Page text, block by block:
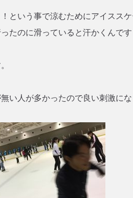
という事で涼むためにアイスス
たのに滑っていると汗かくんで
い人が多かったので良い刺激に